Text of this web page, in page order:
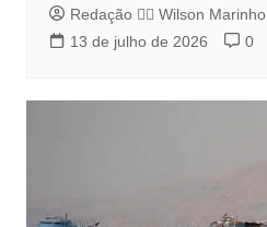
Redação 👨‍⚖️​ Wilson Marinho
13 de julho de 2026
0